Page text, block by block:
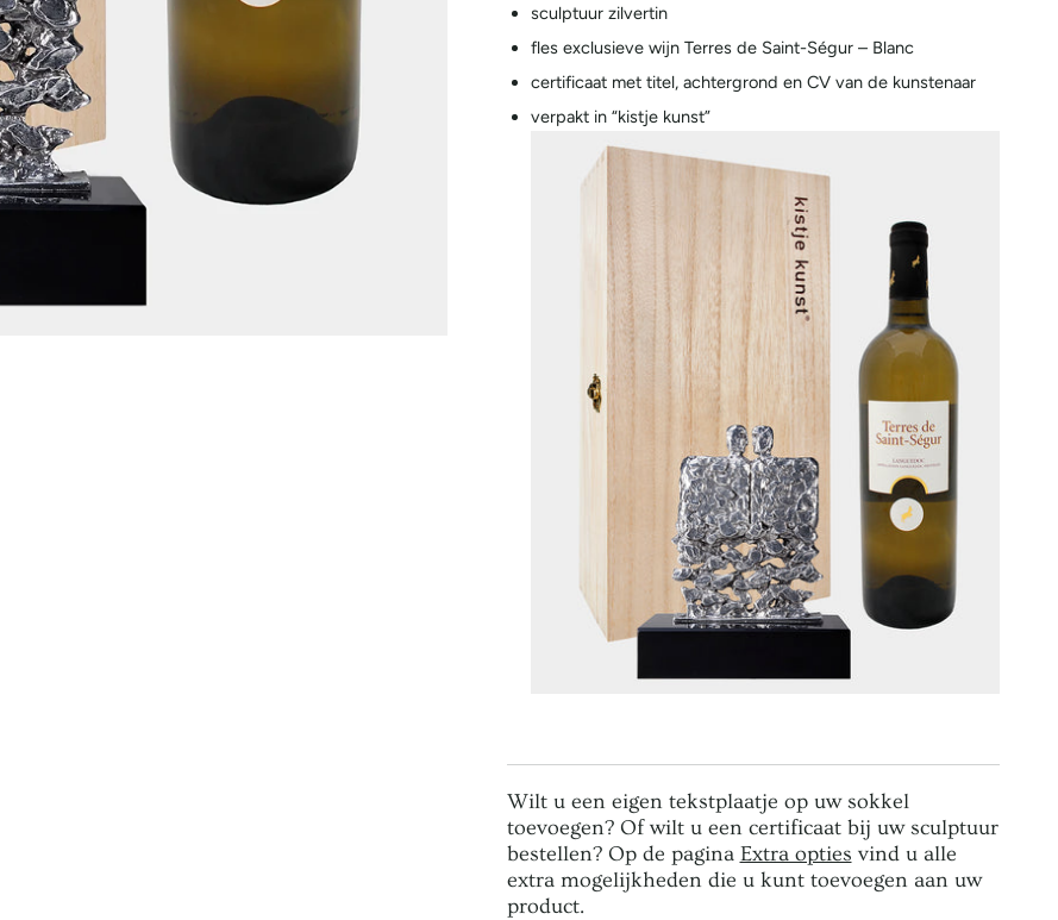
sculptuur zilvertin
fles exclusieve wijn Terres de Saint-Ségur – Blanc
certificaat met titel, achtergrond en CV van de kunstenaar
verpakt in “kistje kunst”
Wilt u een eigen tekstplaatje op uw sokkel
toevoegen? Of wilt u een certificaat bij uw sculptuur
bestellen? Op de pagina Extra opties vind u alle
extra mogelijkheden die u kunt toevoegen aan uw
product.